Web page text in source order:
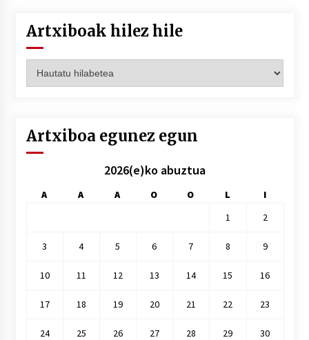
Artxiboak hilez hile
hilez
Artxiboa egunez egun
2026(e)ko abuztua
A A A O O L
I
1
2
3 4 5 6 7 8 9
10 11 12 13 14 15 16
17 18 19 20 21 22 23
24 25 26 27 28 29 30